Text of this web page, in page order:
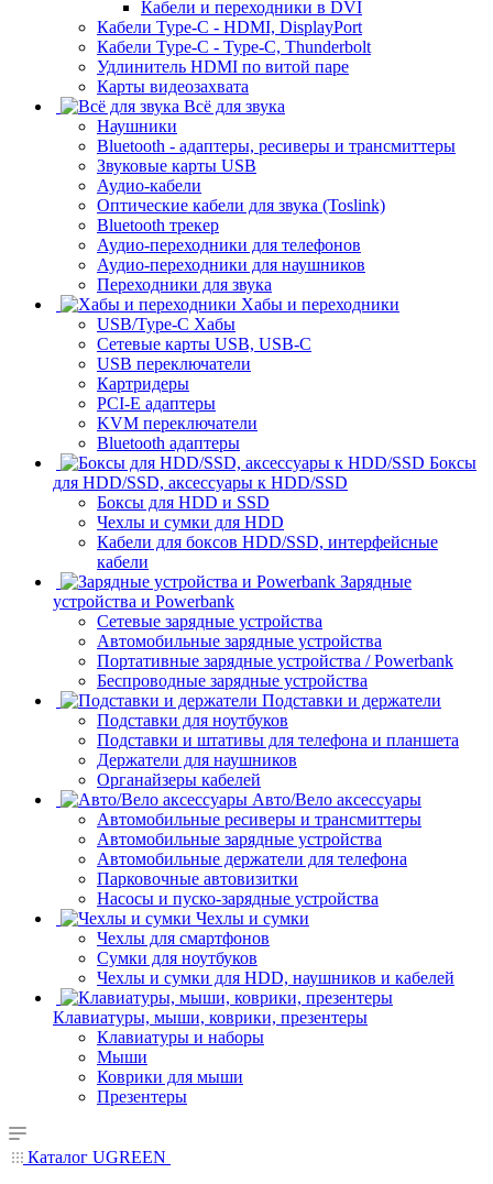
Кабели и переходники в DVI
Кабели Type-C - HDMI, DisplayPort
Кабели Type-C - Type-C, Thunderbolt
Удлинитель HDMI по витой паре
Карты видеозахвата
Всё для звука
Наушники
Bluetooth - адаптеры, ресиверы и трансмиттеры
Звуковые карты USB
Аудио-кабели
Оптические кабели для звука (Toslink)
Bluetooth трекер
Аудио-переходники для телефонов
Аудио-переходники для наушников
Переходники для звука
Хабы и переходники
USB/Type-C Хабы
Сетевые карты USB, USB-C
USB переключатели
Картридеры
PCI-E адаптеры
KVM переключатели
Bluetooth адаптеры
Боксы
для HDD/SSD, аксессуары к HDD/SSD
Боксы для HDD и SSD
Чехлы и сумки для HDD
Кабели для боксов HDD/SSD, интерфейсные
кабели
Зарядные
устройства и Powerbank
Сетевые зарядные устройства
Автомобильные зарядные устройства
Портативные зарядные устройства / Powerbank
Беспроводные зарядные устройства
Подставки и держатели
Подставки для ноутбуков
Подставки и штативы для телефона и планшета
Держатели для наушников
Органайзеры кабелей
Авто/Вело аксессуары
Автомобильные ресиверы и трансмиттеры
Автомобильные зарядные устройства
Автомобильные держатели для телефона
Парковочные автовизитки
Насосы и пуско-зарядные устройства
Чехлы и сумки
Чехлы для смартфонов
Сумки для ноутбуков
Чехлы и сумки для HDD, наушников и кабелей
Клавиатуры, мыши, коврики, презентеры
Клавиатуры и наборы
Мыши
Коврики для мыши
Презентеры
Каталог UGREEN